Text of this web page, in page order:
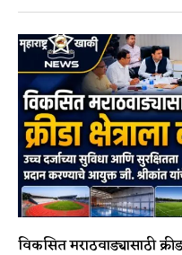
विकसित मराठवाड्यासाठी